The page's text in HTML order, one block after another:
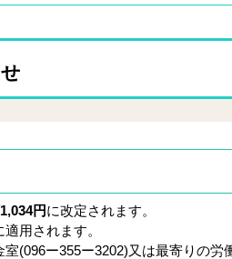
円に改定されます。
用されます。
(096ー355ー3202)又は最寄りの労